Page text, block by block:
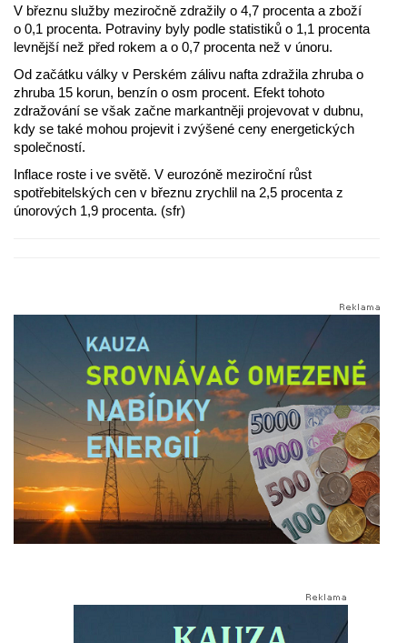
V březnu služby meziročně zdražily o 4,7 procenta a zboží
o 0,1 procenta. Potraviny byly podle statistiků o 1,1 procenta
levnější než před rokem a o 0,7 procenta než v únoru.
Od začátku války v Perském zálivu nafta zdražila zhruba o
zhruba 15 korun, benzín o osm procent. Efekt tohoto
zdražování se však začne markantněji projevovat v dubnu,
kdy se také mohou projevit i zvýšené ceny energetických
společností.
Inflace roste i ve světě. V eurozóně meziroční růst
spotřebitelských cen v březnu zrychlil na 2,5 procenta z
únorových 1,9 procenta. (sfr)